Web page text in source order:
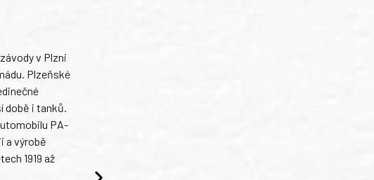
v Plzni
Plzeňské
době i tanků.
PA-
a výrobě
1919 až